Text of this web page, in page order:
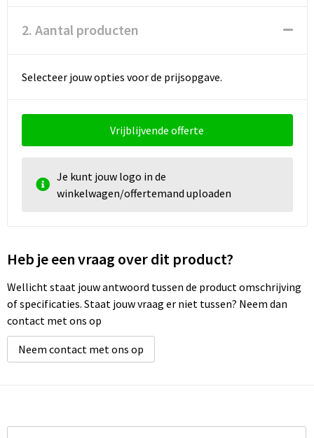
2. Aantal producten
Selecteer jouw opties voor de prijsopgave.
Vrijblijvende offerte
Je kunt jouw logo in de
winkelwagen/offertemand uploaden
Heb je een vraag over dit product?
Wellicht staat jouw antwoord tussen de product omschrijving
of specificaties. Staat jouw vraag er niet tussen? Neem dan
contact met ons op
Neem contact met ons op